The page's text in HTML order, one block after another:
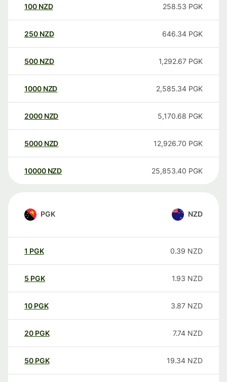
100 NZD 258.53 PGK
250 NZD 646.34 PGK
500 NZD 1,292.67 PGK
1000 NZD 2,585.34 PGK
2000 NZD 5,170.68 PGK
5000 NZD 12,926.70 PGK
10000 NZD 25,853.40 PGK
PGK NZD
1 PGK 0.39 NZD
5 PGK 1.93 NZD
10 PGK 3.87 NZD
20 PGK 7.74 NZD
50 PGK 19.34 NZD